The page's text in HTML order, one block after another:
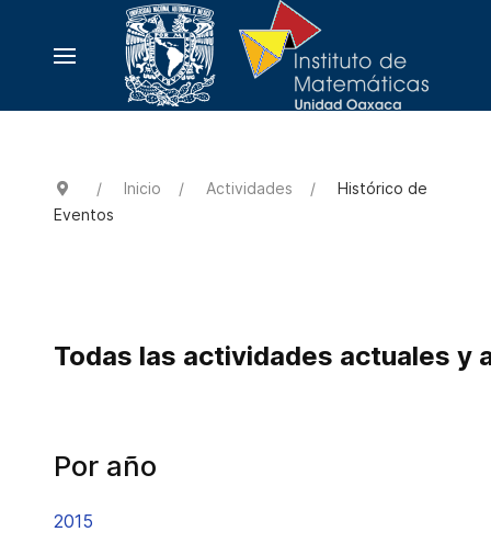
Inicio Actividades
Histórico de
Eventos
Todas las actividades actuales y
Por año
2015